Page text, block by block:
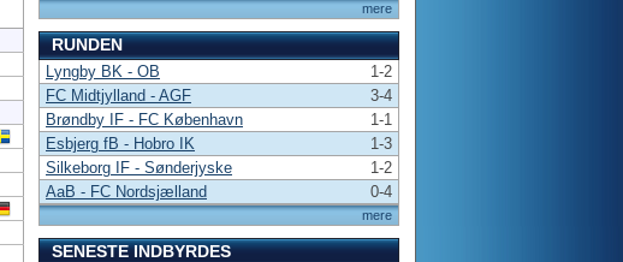
mere
RUNDEN
mere
Lyngby BK - OB
1-2
FC Midtjylland - AGF
3-4
Brøndby IF - FC København
1-1
Esbjerg fB - Hobro IK
1-3
Silkeborg IF - Sønderjyske
1-2
AaB - FC Nordsjælland
0-4
SENESTE INDBYRDES